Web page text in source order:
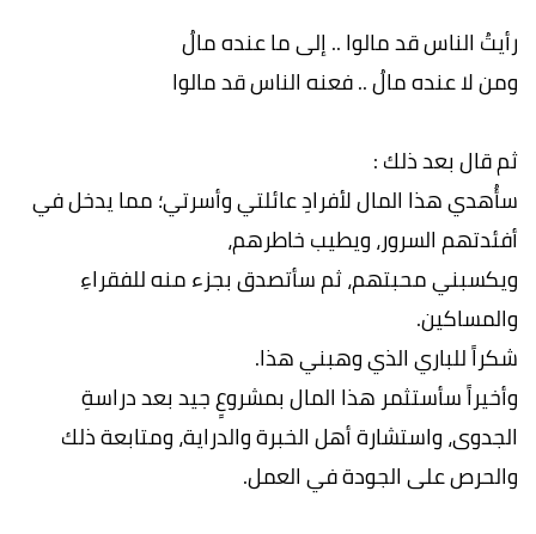
رأیتُ الناس قد مالوا .. إلى ما عنده مالُ
ومن لا عنده مالُ .. فعنه الناس قد مالوا
ثم قال بعد ذلك :
سأُھدي ھذا المال لأفرادِ عائلتي وأسرتي؛ مما یدخل في
أفئدتھم السرور، ویطیب خاطرھم،
ویكسبني محبتھم، ثم سأتصدق بجزء منه للفقراءِ
والمساكین.
شكراً للباري الذي وھبني ھذا.
وأخیراً سأستثمر ھذا المال بمشروعٍ جید بعد دراسةِ
الجدوى، واستشارة أھل الخبرة والدرایة، ومتابعة ذلك
والحرص على الجودة في العمل.